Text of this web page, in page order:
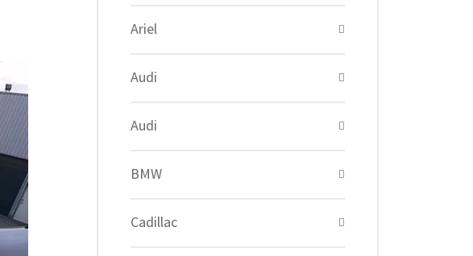
Ariel
Audi
Audi
BMW
Cadillac